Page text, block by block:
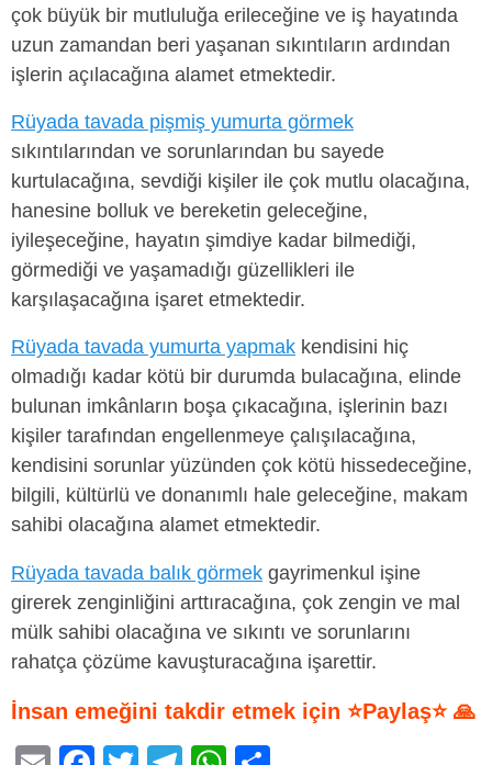
çok büyük bir mutluluğa erileceğine ve iş hayatında
uzun zamandan beri yaşanan sıkıntıların ardından
işlerin açılacağına alamet etmektedir.
Rüyada tavada pişmiş yumurta görmek
sıkıntılarından ve sorunlarından bu sayede
kurtulacağına, sevdiği kişiler ile çok mutlu olacağına,
hanesine bolluk ve bereketin geleceğine,
iyileşeceğine, hayatın şimdiye kadar bilmediği,
görmediği ve yaşamadığı güzellikleri ile
karşılaşacağına işaret etmektedir.
Rüyada tavada yumurta yapmak kendisini hiç
olmadığı kadar kötü bir durumda bulacağına, elinde
bulunan imkânların boşa çıkacağına, işlerinin bazı
kişiler tarafından engellenmeye çalışılacağına,
kendisini sorunlar yüzünden çok kötü hissedeceğine,
bilgili, kültürlü ve donanımlı hale geleceğine, makam
sahibi olacağına alamet etmektedir.
Rüyada tavada balık görmek gayrimenkul işine
girerek zenginliğini arttıracağına, çok zengin ve mal
mülk sahibi olacağına ve sıkıntı ve sorunlarını
rahatça çözüme kavuşturacağına işarettir.
İnsan emeğini takdir etmek için ⭐Paylaş⭐ 🙏